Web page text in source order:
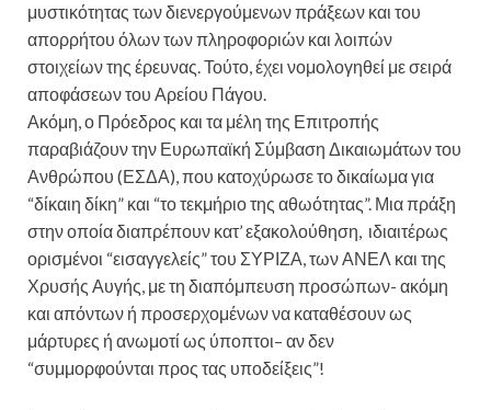
μυστικότητας των διενεργούμενων πράξεων και του
απορρήτου όλων των πληροφοριών και λοιπών
στοιχείων της έρευνας. Τούτο, έχει νομολογηθεί με σειρά
αποφάσεων του Αρείου Πάγου.
Ακόμη, ο Πρόεδρος και τα μέλη της Επιτροπής
παραβιάζουν την Ευρωπαϊκή Σύμβαση Δικαιωμάτων του
Ανθρώπου (ΕΣΔΑ), που κατοχύρωσε το δικαίωμα για
“δίκαιη δίκη” και “το τεκμήριο της αθωότητας”. Μια πράξη
στην οποία διαπρέπουν κατ’ εξακολούθηση, ιδιαιτέρως
ορισμένοι “εισαγγελείς” του ΣΥΡΙΖΑ, των ΑΝΕΛ και της
Χρυσής Αυγής, με τη διαπόμπευση προσώπων- ακόμη
και απόντων ή προσερχομένων να καταθέσουν ως
μάρτυρες ή ανωμοτί ως ύποπτοι– αν δεν
“συμμορφούνται προς τας υποδείξεις”!